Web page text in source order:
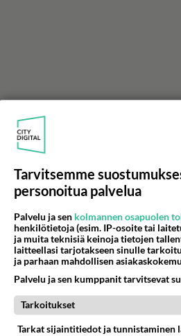
Muistatko? Kädestä
elävä Satu sai jättimäisen
rahasalkun Henry-
Tiesitkö? Martina
isäpuoli on tämä suosittu
Tarvitsemme
personoitua palvelua
Palvelu ja sen kolmannen osapuolen
henkilötietoja (esim. IP-osoite tai
ja muita teknisiä keinoja tietojen
laitteellasi tarjotakseen sinulle
ja parhaan mahdollisen
Palvelu ja sen kumppanit tarvitsevat
Tarkoitukset
Tarkat sijaintitiedot ja tunnistaminen